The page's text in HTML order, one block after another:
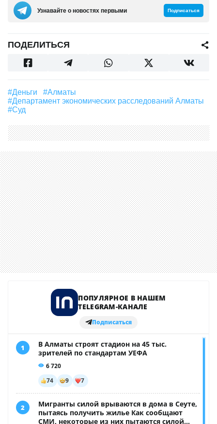
Узнавайте о новостях первыми Подписаться
ПОДЕЛИТЬСЯ
#деньги
#Алматы
#Департамент экономических расследований Алматы
#суд